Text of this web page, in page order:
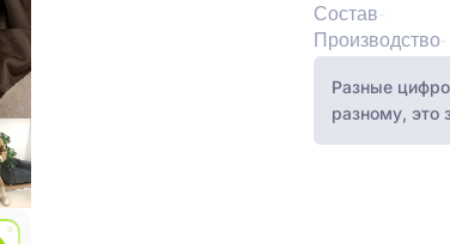
Состав
Производство
Разные
разному, это